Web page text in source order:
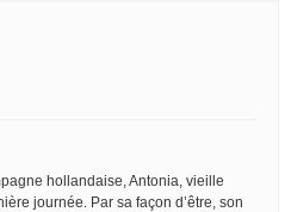
hollandaise, Antonia, vieille
journée. Par sa façon d’être, son